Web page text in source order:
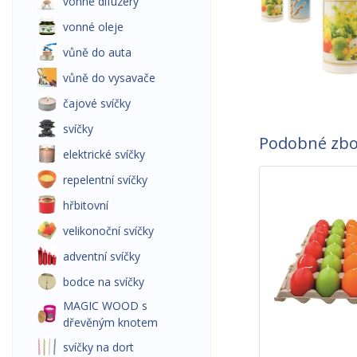
vonné oleje
vůně do auta
vůně do vysavače
čajové svíčky
svíčky
elektrické svíčky
repelentní svíčky
hřbitovní
velikonoční svíčky
adventní svíčky
bodce na svíčky
MAGIC WOOD s
dřevěným knotem
svíčky na dort
Podobné